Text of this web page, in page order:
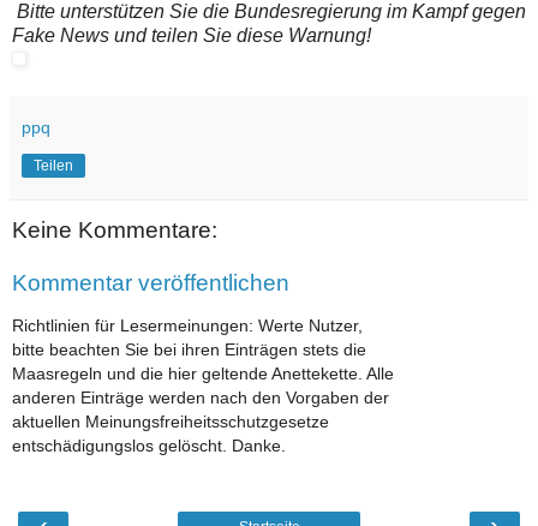
Bitte unterstützen Sie die Bundesregierung im Kampf gegen
Fake News und teilen Sie diese Warnung!
ppq
Teilen
Keine Kommentare:
Kommentar veröffentlichen
Richtlinien für Lesermeinungen: Werte Nutzer,
bitte beachten Sie bei ihren Einträgen stets die
Maasregeln und die hier geltende Anettekette. Alle
anderen Einträge werden nach den Vorgaben der
aktuellen Meinungsfreiheitsschutzgesetze
entschädigungslos gelöscht. Danke.